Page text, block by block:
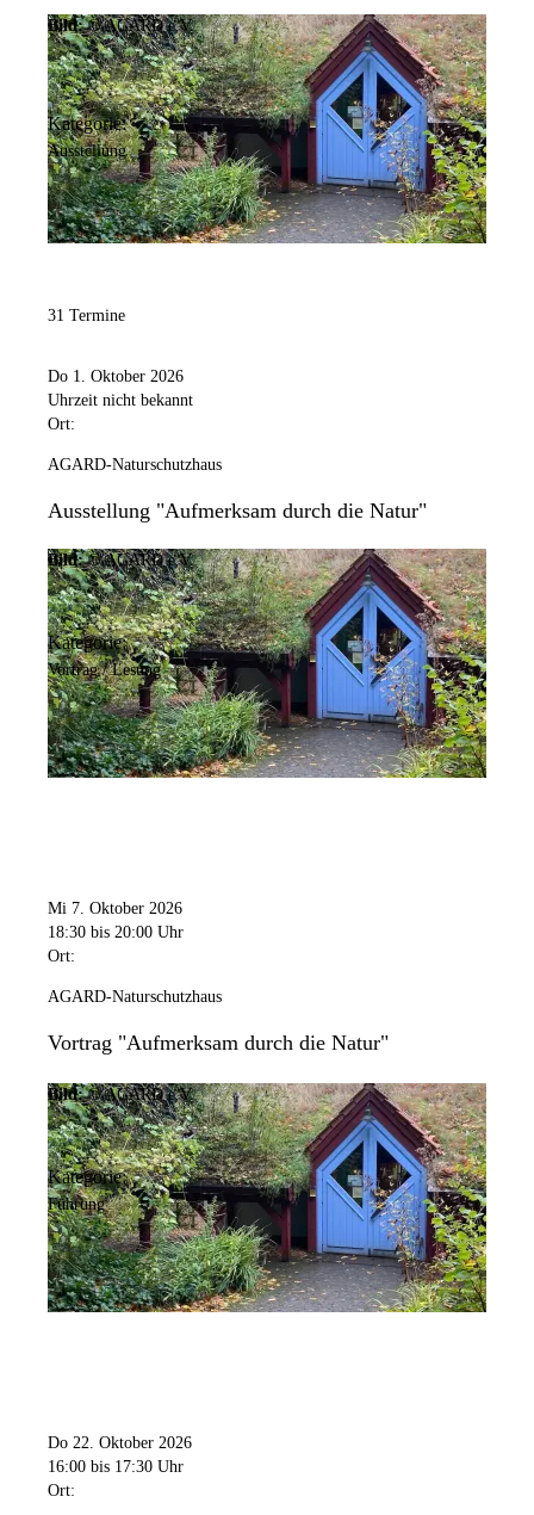
Bild: © AGARD e.V.
Kategorie:
Ausstellung
31 Termine
Do 1. Oktober 2026
Uhrzeit nicht bekannt
Ort:
AGARD-Naturschutzhaus
Ausstellung "Aufmerksam durch die Natur"
Bild: © AGARD e.V.
Kategorie:
Vortrag / Lesung
Mi 7. Oktober 2026
18:30 bis 20:00 Uhr
Ort:
AGARD-Naturschutzhaus
Vortrag "Aufmerksam durch die Natur"
Bild: © AGARD e.V.
Kategorie:
Führung
Do 22. Oktober 2026
16:00 bis 17:30 Uhr
Ort: